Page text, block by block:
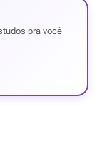
pra você